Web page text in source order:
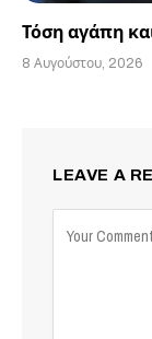
Τόση αγάπη
8 Αυγούστου, 2026
LEAVE A